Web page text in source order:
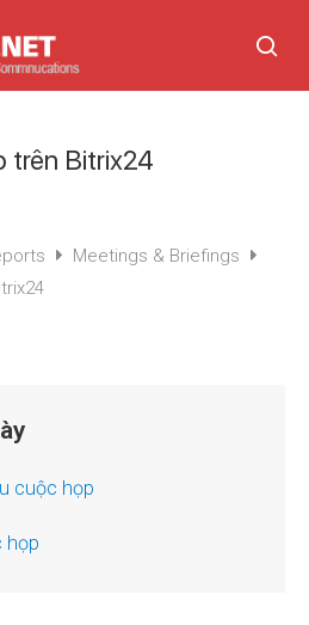
trên Bitrix24
Meetings & Briefings
cuộc họp
họp